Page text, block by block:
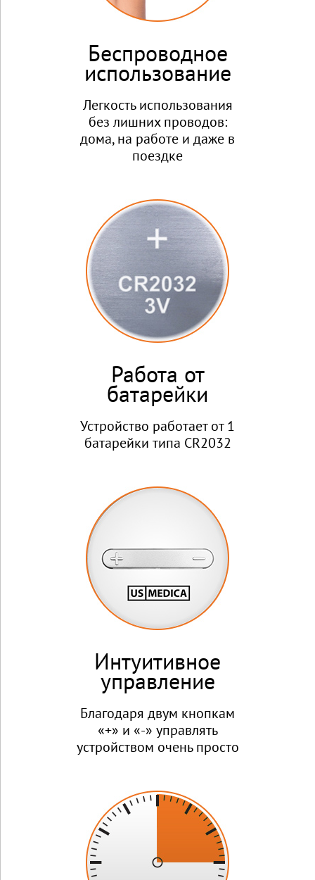
Беспроводное
использование
Легкость использования
без лишних проводов:
дома, на работе и даже в
поездке
Работа от
батарейки
Устройство работает от 1
батарейки типа CR2032
Интуитивное
управление
Благодаря двум кнопкам
«+» и «-» управлять
устройством очень просто